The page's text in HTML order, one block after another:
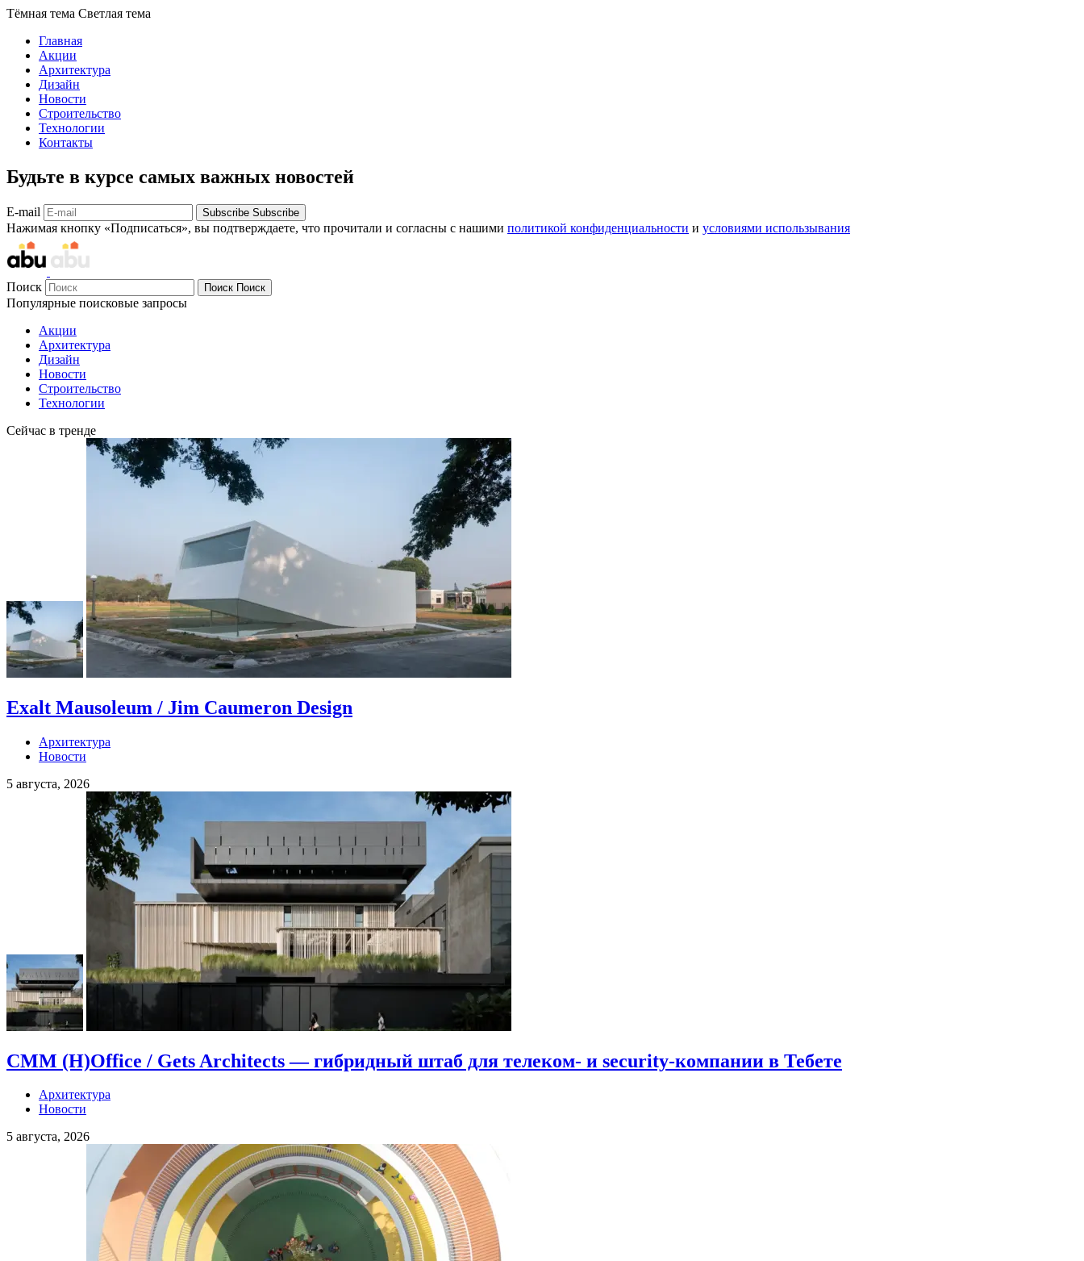
Тёмная тема Светлая тема
Главная
Акции
Архитектура
Дизайн
Новости
Строительство
Технологии
Контакты
Будьте в курсе самых важных новостей
E-mail Subscribe Subscribe
Нажимая кнопку «Подписаться», вы подтверждаете, что прочитали и согласны с нашими политикой конфиденциальности и условиями использывания
Поиск Поиск Поиск
Популярные поисковые запросы
Акции
Архитектура
Дизайн
Новости
Строительство
Технологии
Сейчас в тренде
Exalt Mausoleum / Jim Caumeron Design
Архитектура
Новости
5 августа, 2026
CMM (H)Office / Gets Architects — гибридный штаб для телеком- и security-компании в Тебете
Архитектура
Новости
5 августа, 2026